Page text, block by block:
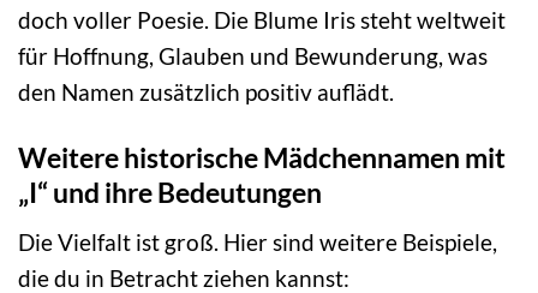
doch voller Poesie. Die Blume Iris steht weltweit
für Hoffnung, Glauben und Bewunderung, was
den Namen zusätzlich positiv auflädt.
Weitere historische Mädchennamen mit
„I“ und ihre Bedeutungen
Die Vielfalt ist groß. Hier sind weitere Beispiele,
die du in Betracht ziehen kannst: